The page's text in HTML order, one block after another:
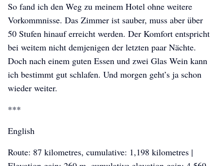
So fand ich den Weg zu meinem Hotel ohne weitere
Vorkommnisse. Das Zimmer ist sauber, muss aber über
50 Stufen hinauf erreicht werden. Der Komfort entspricht
bei weitem nicht demjenigen der letzten paar Nächte.
Doch nach einem guten Essen und zwei Glas Wein kann
ich bestimmt gut schlafen. Und morgen geht’s ja schon
wieder weiter.
***
English
Route: 87 kilometres, cumulative: 1,198 kilometres |